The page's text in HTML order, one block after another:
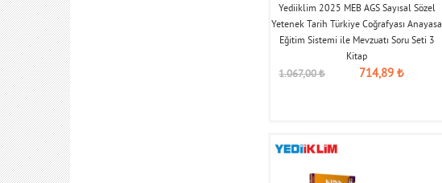
Yediiklim 2025 MEB AGS Sayısal Sözel
Yetenek Tarih Türkiye Coğrafyası Anayasa
Eğitim Sistemi ile Mevzuatı Soru Seti 3
Kitap
1.067,00₺ 714,89 ₺